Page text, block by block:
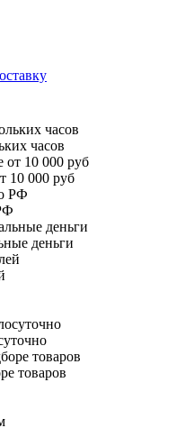
часов
10 000 руб
деньги
товаров